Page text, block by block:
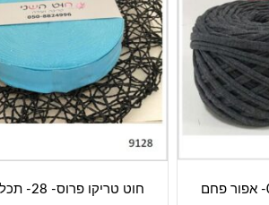
חוט טריקו פרוס- 28- תכלת טורקיז
חוטי טריקו בגליל- 071- אפור פחם